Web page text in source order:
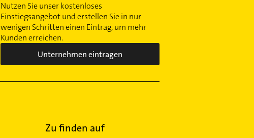
Nutzen Sie unser kostenloses
Einstiegsangebot und erstellen Sie in nur
wenigen Schritten einen Eintrag, um mehr
Kunden erreichen.
Unternehmen eintragen
Zu finden auf